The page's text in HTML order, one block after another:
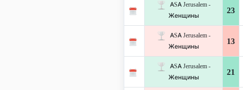
ASA Jerusalem -
Женщины
23
ASA Jerusalem -
Женщины
13
ASA Jerusalem -
Женщины
21